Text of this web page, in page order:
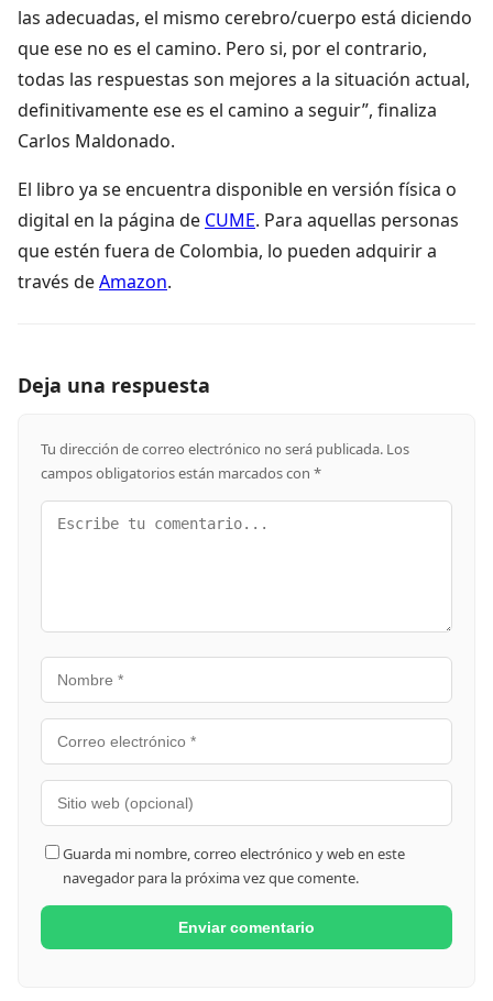
las adecuadas, el mismo cerebro/cuerpo está diciendo
que ese no es el camino. Pero si, por el contrario,
todas las respuestas son mejores a la situación actual,
definitivamente ese es el camino a seguir”, finaliza
Carlos Maldonado.
El libro ya se encuentra disponible en versión física o
digital en la página de CUME. Para aquellas personas
que estén fuera de Colombia, lo pueden adquirir a
través deAmazon.
Deja una respuesta
Tu dirección de correo electrónico no será publicada. Los
campos obligatorios están marcados con *
Guarda mi nombre, correo electrónico y web en este
navegador para la próxima vez que comente.